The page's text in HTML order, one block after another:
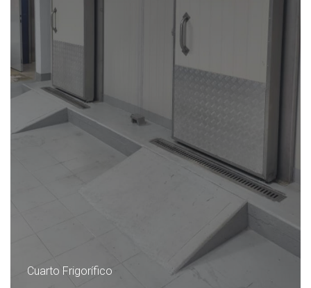
Cuarto Frigorífico